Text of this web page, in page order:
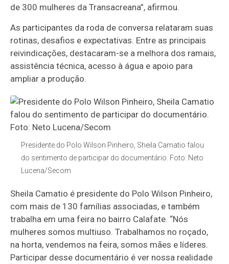
de 300 mulheres da Transacreana”, afirmou.
As participantes da roda de conversa relataram suas
rotinas, desafios e expectativas. Entre as principais
reivindicações, destacaram-se a melhora dos ramais,
assistência técnica, acesso à água e apoio para
ampliar a produção.
Presidente do Polo Wilson Pinheiro, Sheila Camatio falou
do sentimento de participar do documentário. Foto: Neto
Lucena/Secom
Sheila Camatio é presidente do Polo Wilson Pinheiro,
com mais de 130 famílias associadas, e também
trabalha em uma feira no bairro Calafate. “Nós
mulheres somos multiuso. Trabalhamos no roçado,
na horta, vendemos na feira, somos mães e líderes.
Participar desse documentário é ver nossa realidade